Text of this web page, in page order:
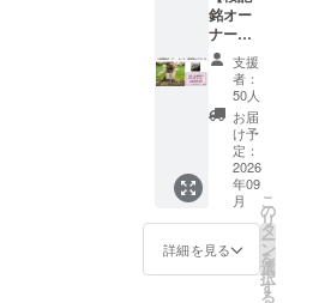
れ以上
の対応
は出来
かねま
す。
とさせ
ていた
だきま
す。 ③
サンク
スレ
ター ☆
支援
時、必
ず備考
欄に希
の御芳
名のお
（はち
みつ
含）・
トレハ
ロー
ス・
ベーキ
ングパ
ウダー
②豊ス
タコー
（５P
入）
内いた
しま
す。（7
月上旬
ごろ予
定） ・
こちら
には12
名様分
の入場
券、駐
車券を
含みま
なるま
で 掲出
方法：
桜の木
のすぐ
そばに
立札に
文字の
み。立
札サイ
ズ200㎜
×120㎜
内 デザ
銘オー
ナー・
個人プ
ラン
ZEBRA
コー
ヒー券
付】 ①
公園内
の桜の
苗木に
ネーム
プレー
トをお
支援
者：
50人
お届
け予
定：
2026
年09
月
詳細を見る
こ
の
リ
タ
ー
ン
を
選
択
す
る